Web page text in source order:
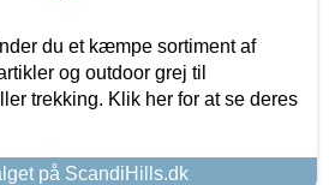
du et kæmpe sortiment af
og outdoor grej til
trekking. Klik her for at se deres
på ScandiHills.dk